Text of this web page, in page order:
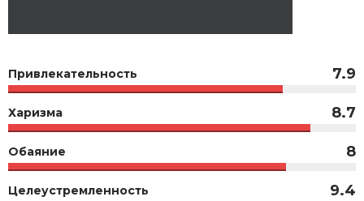
Привлекательность 7.9
Харизма 8.7
Обаяние 8
Целеустремленность 9.4